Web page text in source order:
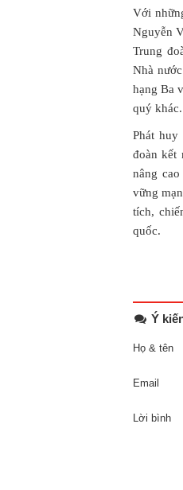
Với
Nguyễn
Trung
Nhà
hạng Ba
quý khác.
Phát
đoàn kết
nâng
vững
tích,
quốc.
Ý
Họ & tên
Email
Lời bình